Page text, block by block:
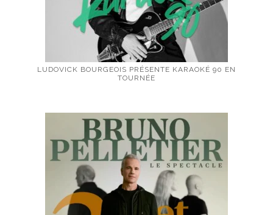
LUDOVICK BOURGEOIS PRÉSENTE KARAOKÉ 90 EN
TOURNÉE